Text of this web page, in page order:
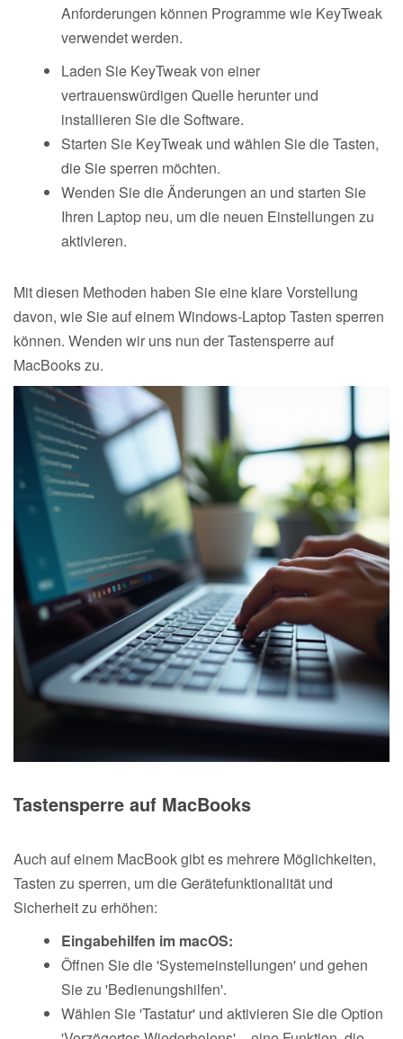
Anforderungen können Programme wie KeyTweak
verwendet werden.
Laden Sie KeyTweak von einer
vertrauenswürdigen Quelle herunter und
installieren Sie die Software.
Starten Sie KeyTweak und wählen Sie die Tasten,
die Sie sperren möchten.
Wenden Sie die Änderungen an und starten Sie
Ihren Laptop neu, um die neuen Einstellungen zu
aktivieren.
Mit diesen Methoden haben Sie eine klare Vorstellung
davon, wie Sie auf einem Windows-Laptop Tasten sperren
können. Wenden wir uns nun der Tastensperre auf
MacBooks zu.
Tastensperre auf MacBooks
Auch auf einem MacBook gibt es mehrere Möglichkeiten,
Tasten zu sperren, um die Gerätefunktionalität und
Sicherheit zu erhöhen:
Eingabehilfen im macOS:
Öffnen Sie die 'Systemeinstellungen' und gehen
Sie zu 'Bedienungshilfen'.
Wählen Sie 'Tastatur' und aktivieren Sie die Option